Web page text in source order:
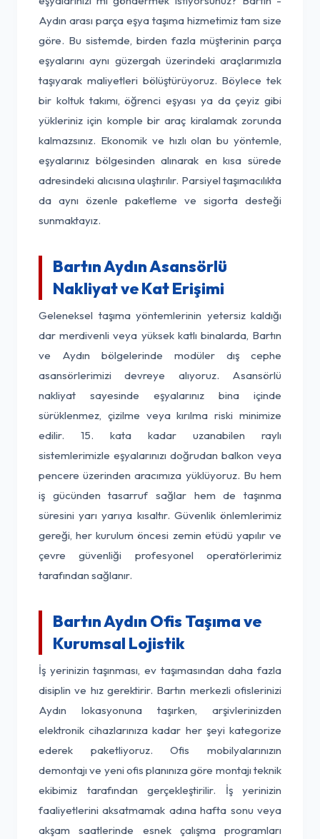
Aydın arası parça eşya taşıma hizmetimiz tam size
göre. Bu sistemde, birden fazla müşterinin parça
eşyalarını aynı güzergah üzerindeki araçlarımızla
taşıyarak maliyetleri bölüştürüyoruz. Böylece tek
bir koltuk takımı, öğrenci eşyası ya da çeyiz gibi
yükleriniz için komple bir araç kiralamak zorunda
kalmazsınız. Ekonomik ve hızlı olan bu yöntemle,
eşyalarınız bölgesinden alınarak en kısa sürede
adresindeki alıcısına ulaştırılır. Parsiyel taşımacılıkta
da aynı özenle paketleme ve sigorta desteği
sunmaktayız.
Bartın Aydın Asansörlü
Nakliyat ve Kat Erişimi
Geleneksel taşıma yöntemlerinin yetersiz kaldığı
dar merdivenli veya yüksek katlı binalarda, Bartın
ve Aydın bölgelerinde modüler dış cephe
asansörlerimizi devreye alıyoruz. Asansörlü
nakliyat sayesinde eşyalarınız bina içinde
sürüklenmez, çizilme veya kırılma riski minimize
edilir. 15. kata kadar uzanabilen raylı
sistemlerimizle eşyalarınızı doğrudan balkon veya
pencere üzerinden aracımıza yüklüyoruz. Bu hem
iş gücünden tasarruf sağlar hem de taşınma
süresini yarı yarıya kısaltır. Güvenlik önlemlerimiz
gereği, her kurulum öncesi zemin etüdü yapılır ve
çevre güvenliği profesyonel operatörlerimiz
tarafından sağlanır.
Bartın Aydın Ofis Taşıma ve
Kurumsal Lojistik
İş yerinizin taşınması, ev taşımasından daha fazla
disiplin ve hız gerektirir. Bartın merkezli ofislerinizi
Aydın lokasyonuna taşırken, arşivlerinizden
elektronik cihazlarınıza kadar her şeyi kategorize
ederek paketliyoruz. Ofis mobilyalarınızın
demontajı ve yeni ofis planınıza göre montajı teknik
ekibimiz tarafından gerçekleştirilir. İş yerinizin
faaliyetlerini aksatmamak adına hafta sonu veya
akşam saatlerinde esnek çalışma programları